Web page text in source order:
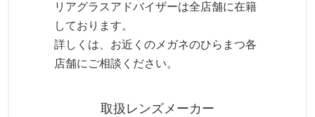
リアグラスアドバイザーは全店舗に在籍
しております。
詳しくは、お近くのメガネのひらまつ各
店舗にご相談ください。
取扱レンズメーカー